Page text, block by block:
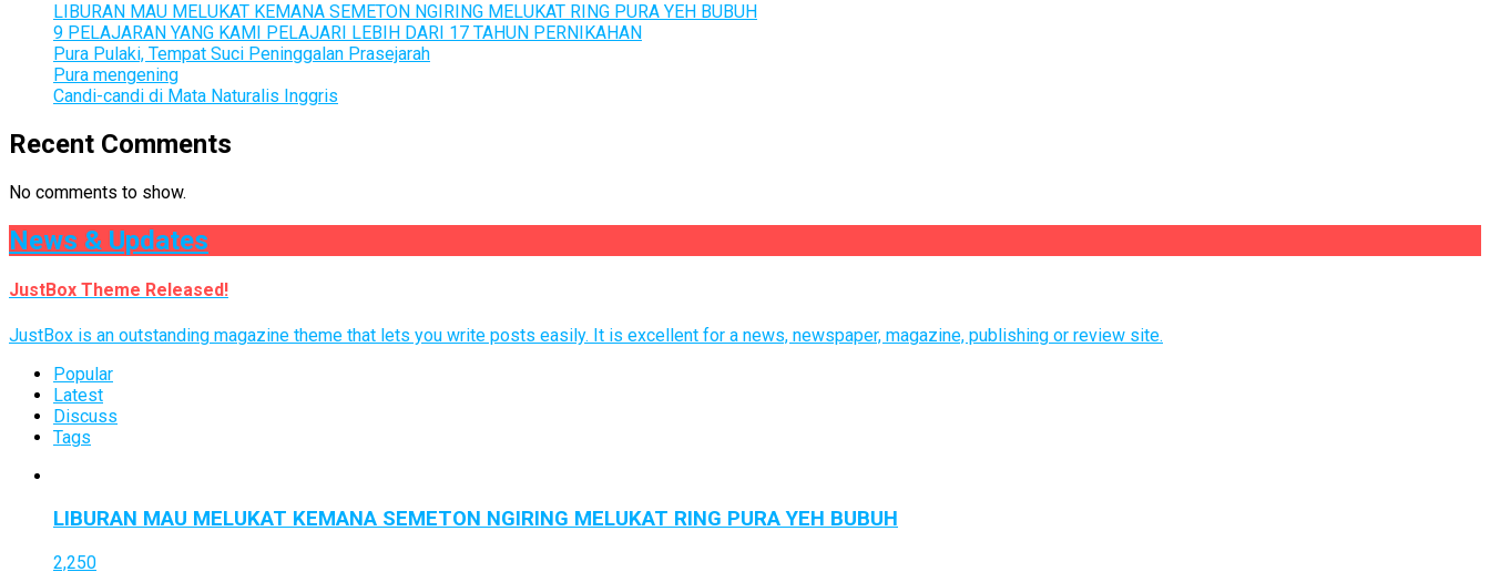
LIBURAN MAU MELUKAT KEMANA SEMETON NGIRING MELUKAT RING PURA YEH BUBUH
9 PELAJARAN YANG KAMI PELAJARI LEBIH DARI 17 TAHUN PERNIKAHAN
Pura Pulaki, Tempat Suci Peninggalan Prasejarah
Pura mengening
Candi-candi di Mata Naturalis Inggris
Recent Comments
No comments to show.
News & Updates
JustBox Theme Released!
JustBox is an outstanding magazine theme that lets you write posts easily. It is excellent for a news, newspaper, magazine, publishing or review site.
Popular
Latest
Discuss
Tags
LIBURAN MAU MELUKAT KEMANA SEMETON NGIRING MELUKAT RING PURA YEH BUBUH
2,250